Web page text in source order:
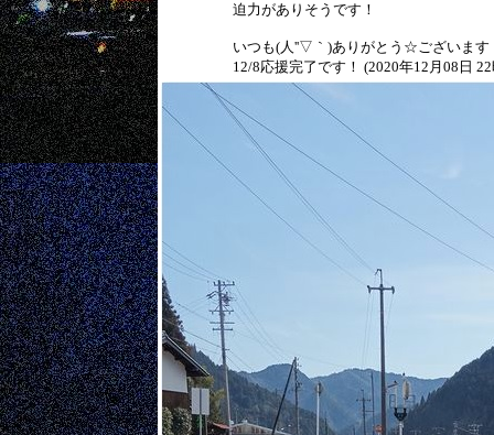
迫力がありそうです！
いつも(人''▽｀)ありがとう☆ございます
12/8応援完了です！ (2020年12月08日